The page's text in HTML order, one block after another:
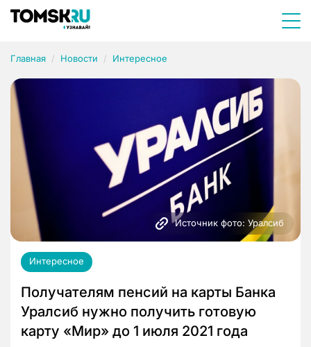
Главная Новости Интересное
Источник фото: Уралсиб
Интересное
Получателям пенсий на карты Банка
Уралсиб нужно получить готовую
карту «Мир» до 1 июля 2021 года